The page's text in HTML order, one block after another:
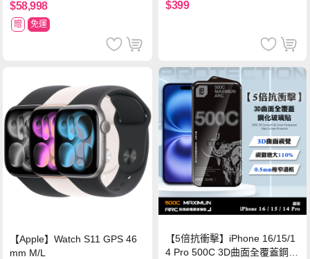
$58,998
贈 免運
$399
【Apple】Watch S11 GPS 46
mm M/L
【5倍抗衝擊】iPhone 16/15/1
4 Pro 500C 3D曲面全覆蓋鋼化